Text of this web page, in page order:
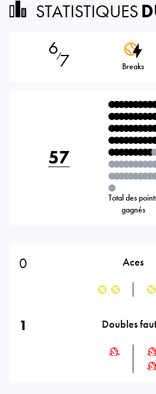
STATISTIQUES
6⁄7 Breaks
57
Total des
gagnés
0 Aces
1 Doubles